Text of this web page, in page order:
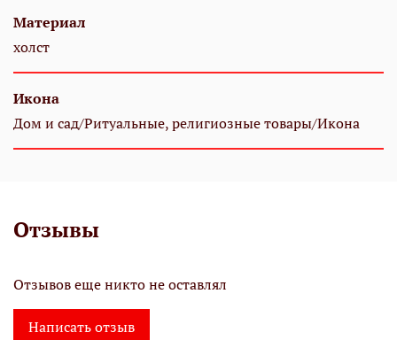
Материал
холст
Икона
Дом и сад/Ритуальные, религиозные товары/Икона
Отзывы
Отзывов еще никто не оставлял
Написать отзыв